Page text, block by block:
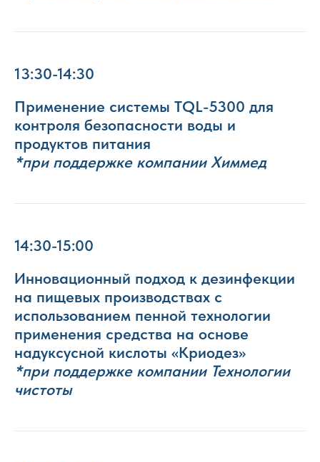
13:30-14:30
Применение системы TQL-5300 для
контроля безопасности воды и
продуктов питания
*при поддержке компании Химмед
14:30-15:00
Инновационный подход к дезинфекции
на пищевых производствах с
использованием пенной технологии
применения средства на основе
надуксусной кислоты «Криодез»
*при поддержке компании Технологии
чистоты